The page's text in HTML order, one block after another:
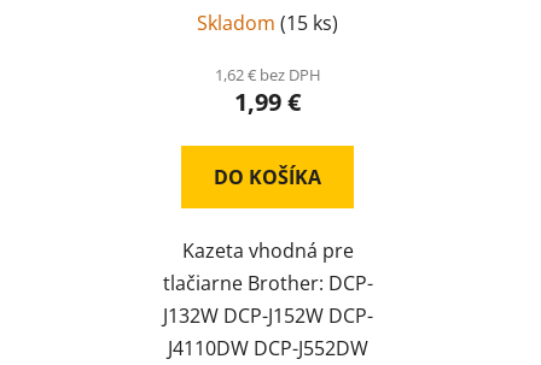
Skladom (15 ks)
1,62 € bez DPH
1,99 €
DO KOŠÍKA
Kazeta vhodná pre
tlačiarne Brother: DCP-
J132W DCP-J152W DCP-
J4110DW DCP-J552DW